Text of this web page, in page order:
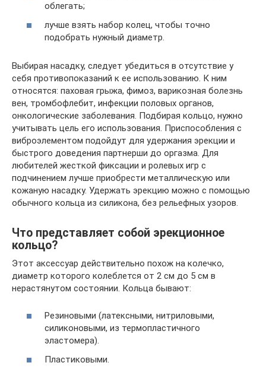
облегать;
лучше взять набор колец, чтобы точно
подобрать нужный диаметр.
Выбирая насадку, следует убедиться в отсутствие у
себя противопоказаний к ее использованию. К ним
относятся: паховая грыжа, фимоз, варикозная болезнь
вен, тромбофлебит, инфекции половых органов,
онкологические заболевания. Подбирая кольцо, нужно
учитывать цель его использования. Приспособления с
виброэлементом подойдут для удержания эрекции и
быстрого доведения партнерши до оргазма. Для
любителей жесткой фиксации и ролевых игр с
подчинением лучше приобрести металлическую или
кожаную насадку. Удержать эрекцию можно с помощью
обычного кольца из силикона, без рельефных узоров.
Что представляет собой эрекционное
кольцо?
Этот аксессуар действительно похож на колечко,
диаметр которого колеблется от 2 см до 5 см в
нерастянутом состоянии. Кольца бывают:
Резиновыми (латексными, нитриловыми,
силиконовыми, из термопластичного
эластомера).
Пластиковыми.